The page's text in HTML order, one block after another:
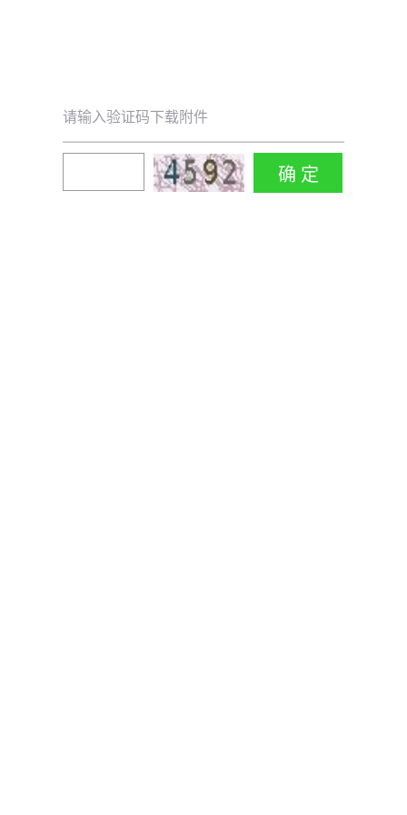
请输入验证码下载附件